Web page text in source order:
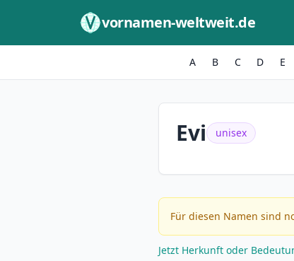
vornamen-weltweit.de
A B C D E
Evi unisex
Für diesen Namen sind
Jetzt Herkunft oder